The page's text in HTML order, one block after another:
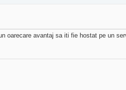
oarecare avantaj sa iti fie hostat pe un